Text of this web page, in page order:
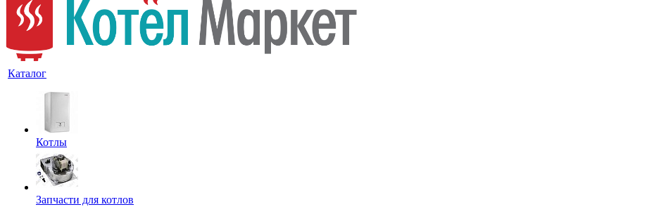
Каталог
Котлы
Запчасти для котлов